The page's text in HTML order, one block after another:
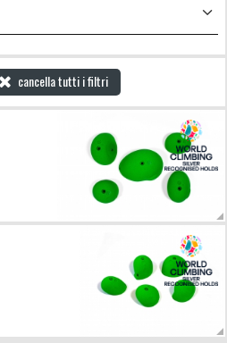
cancella tutti i filtri